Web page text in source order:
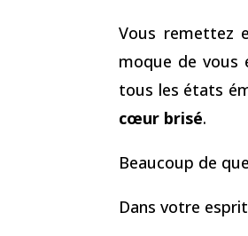
Vous remettez
moque de vous
tous les états
cœur brisé.
Beaucoup de
Dans votre